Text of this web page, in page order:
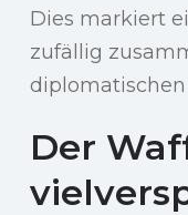
Dies markiert
zufällig
diplomatischen
Der